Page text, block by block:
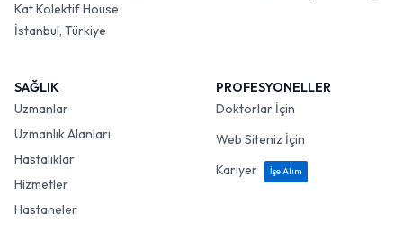
Kat Kolektif House
İstanbul, Türkiye
SAĞLIK
Uzmanlar
Uzmanlık Alanları
Hastalıklar
Hizmetler
Hastaneler
PROFESYONELLER
Doktorlar İçin
Web Siteniz İçin
Kariyer
İşe Alım